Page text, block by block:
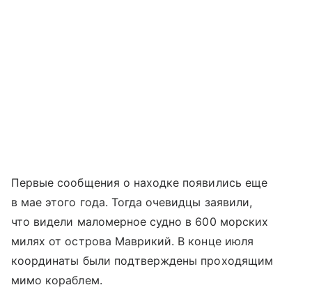
Первые сообщения о находке появились еще
в мае этого года. Тогда очевидцы заявили,
что видели маломерное судно в 600 морских
милях от острова Маврикий. В конце июля
координаты были подтверждены проходящим
мимо кораблем.